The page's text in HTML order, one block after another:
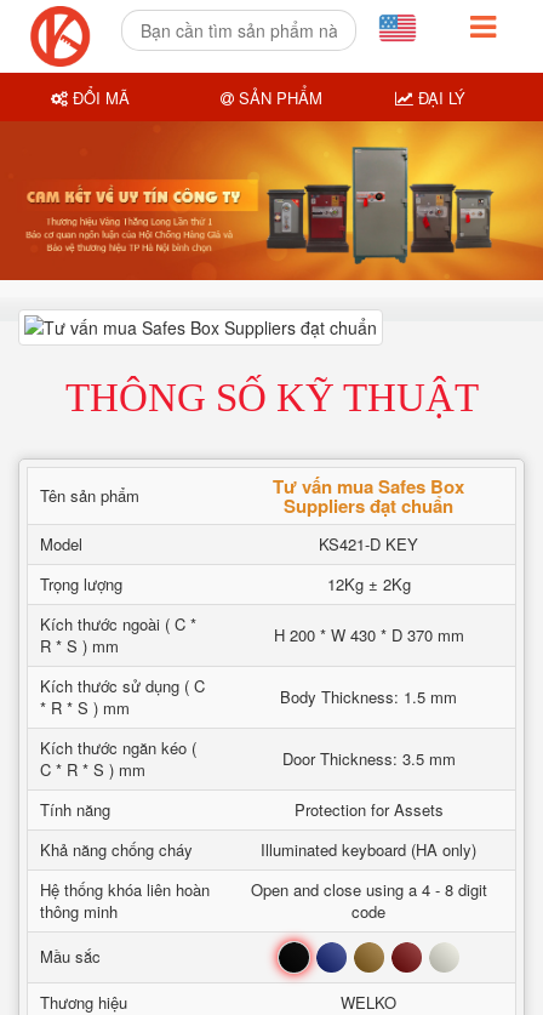
THÔNG SỐ KỸ THUẬT
Tên sản phẩm Tư vấn mua Safes Box
Suppliers đạt chuẩn
Model
KS421-D KEY
Trọng lượng
12Kg ± 2Kg
Kích thước ngoài ( C *
R * S ) mm
H 200 * W 430 * D 370 mm
Kích thước sử dụng ( C
* R * S ) mm
Body Thickness: 1.5 mm
Kích thước ngăn kéo (
C * R * S ) mm
Door Thickness: 3.5 mm
Tính năng
Protection for Assets
Khả năng chống cháy
Illuminated keyboard (HA only)
Hệ thống khóa liên hoàn
thông minh
Open and close using a 4 - 8 digit
code
Mầu sắc
Đen Xanh Nâu Đỏ Trắng
Thương hiệu
WELKO
ĐỔI MÃ SẢN PHẨM ĐẠI LÝ